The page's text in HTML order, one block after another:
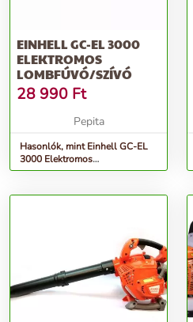
EINHELL GC-EL 3000
ELEKTROMOS
LOMBFÚVÓ/SZÍVÓ
28 990 Ft
Pepita
Hasonlók, mint Einhell GC-EL
3000 Elektromos
Lombfúvó/Szívó